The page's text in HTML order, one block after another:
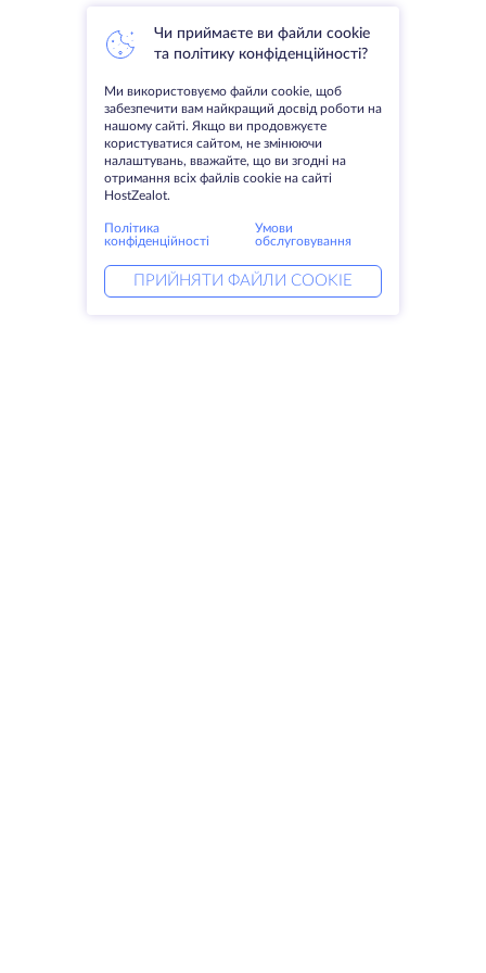
Чи приймаєте ви файли cookie
та політику конфіденційності?
Ми використовуємо файли cookie, щоб
забезпечити вам найкращий досвід роботи на
нашому сайті. Якщо ви продовжуєте
користуватися сайтом, не змінюючи
налаштувань, вважайте, що ви згодні на
отримання всіх файлів cookie на сайті
HostZealot.
Політика
конфіденційності
Умови
обслуговування
ПРИЙНЯТИ ФАЙЛИ COOKIE